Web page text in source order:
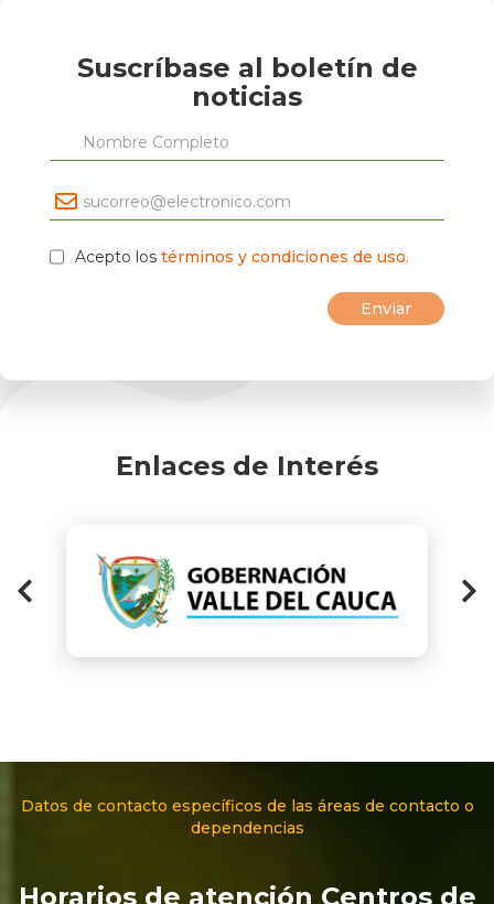
Suscríbase al boletín de
noticias
Acepto los términos y condiciones de uso.
Enlaces de Interés
Datos de contacto específicos de las áreas de contacto o
dependencias
Horarios de atención Centros de